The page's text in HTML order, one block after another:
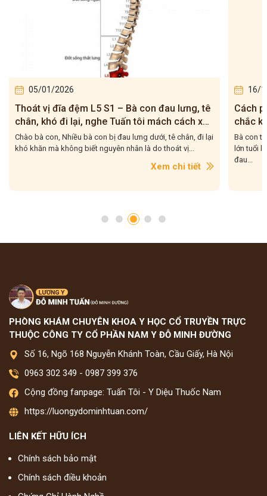
05/01/2026
Thoát vị đĩa đệm L5 S1 – Bà con đau lưng, tê
chân, khó đi lại, nghe Tuấn tôi mách cách xử
lý
Chào bà con, Nhiều bà con bị đau lưng dưới, tê chân, đi lại
khó khăn mà không biết nguyên nhân là do thoát vị...
Xem chi tiết
16/
Cách
chắc
Bà con
lớn tuổi
đau...
PHÒNG KHÁM CHUYÊN KHOA Y HỌC CỔ TRUYỀN TRỰC
THUỘC CÔNG TY CỔ PHẦN NAM Y ĐỖ MINH ĐƯỜNG
Số 16, Ngõ 168 Nguyễn Khánh Toàn, Cầu Giấy, Hà Nội
0963 302 349 - 0987 399 376
Cộng đồng fanpage: Tuấn Tôi - Y Diệu Thuốc Nam
https://luongydominhtuan.com/
LIÊN KẾT HỮU ÍCH
Chính sách bảo mật
Chính sách điều khoản